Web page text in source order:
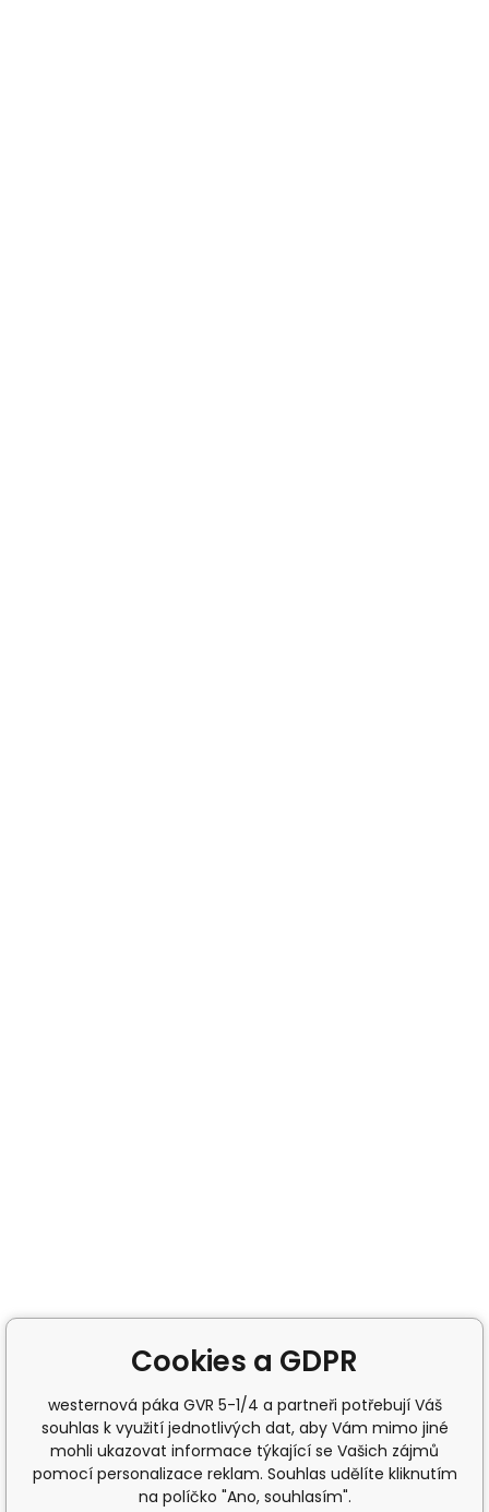
Cookies a GDPR
westernová páka GVR 5-1/4 a partneři potřebují Váš
souhlas k využití jednotlivých dat, aby Vám mimo jiné
mohli ukazovat informace týkající se Vašich zájmů
pomocí personalizace reklam. Souhlas udělíte kliknutím
na políčko "Ano, souhlasím".